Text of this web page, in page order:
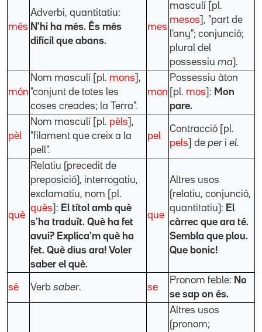
més
Adverbi, quantitatiu:
N'hi ha més. És més
difícil que abans.
mes
masculí [pl.
mesos ], "part de
l'any"; conjunció;
plural del
possessiu ma).
món
Nom masculí [pl. mons ],
"conjunt de totes les
coses creades; la Terra".
mon
Possessiu àton
[pl. mos ]: Mon
pare.
pèl
Nom masculí [pl. pèls ],
"filament que creix a la
pell".
pel
Contracció [pl.
pels ] de peri el.
què
Relatiu (precedit de
preposició), interrogatiu,
exclamatiu, nom [pl.
quès ]: El títol amb què
s'ha traduït. Què ha fet
avui? Explica'm què ha
fet. Què dius ara! Voler
saber el què.
que
Altres usos
(relatiu, conjunció,
quantitatiu): El
càrrec que ara té.
Sembla que plou.
Que bonic!
sé Verb saber. se
Pronom feble: No
se sap on és.
Altres usos
(pronom;